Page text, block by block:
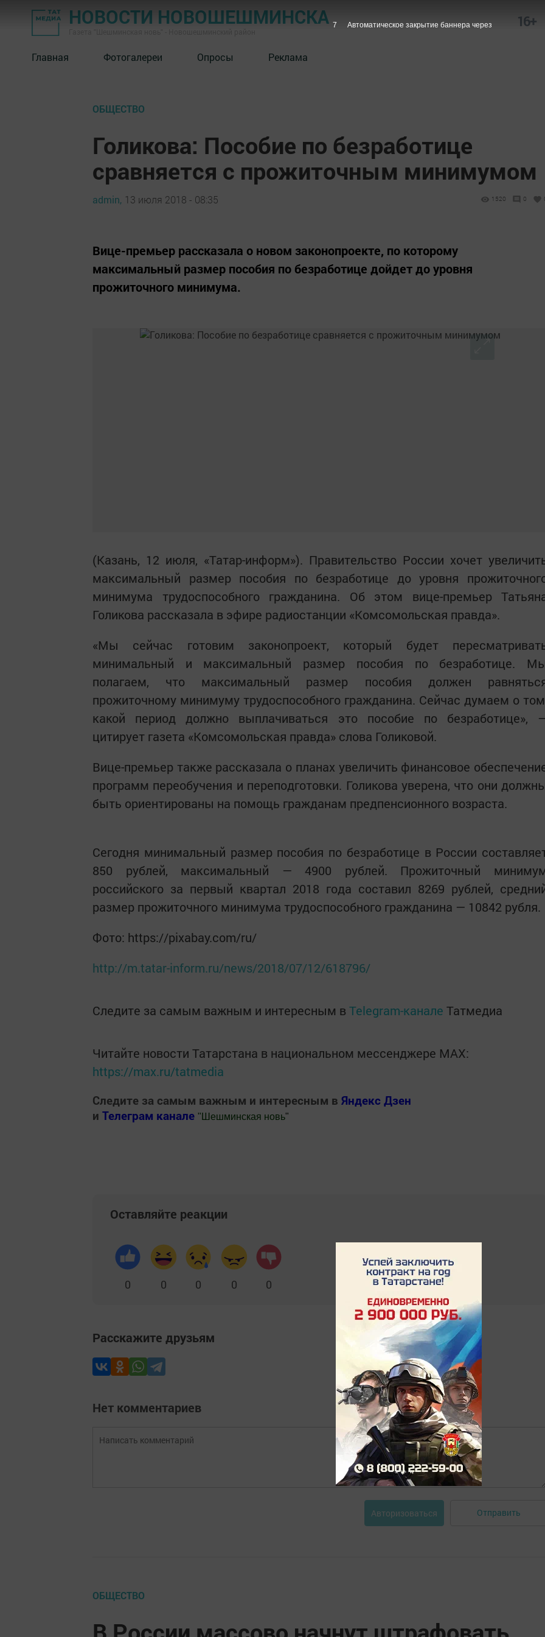
НОВОСТИ НОВОШЕШМИНСКА 16+
Главная Фотогалереи Опросы Реклама
ОБЩЕСТВО
Голикова: Пособие по безработице
сравняется с прожиточным минимумом
admin, 13 июля 2018 - 08:35 1520 0
Вице-премьер рассказала о новом законопроекте, по которому
максимальный размер пособия по безработице дойдет до уровня
прожиточного минимума.
(Казань, 12 июля, «Татар-информ»). Правительство России хочет
максимальный размер пособия по безработице до уровня
минимума трудоспособного гражданина. Об этом вице-премьер
Голикова рассказала в эфире радиостанции «Комсомольская правда».
«Мы сейчас готовим законопроект, который будет
минимальный и максимальный размер пособия по безработице.
полагаем, что максимальный размер пособия должен
прожиточному минимуму трудоспособного гражданина. Сейчас думаем о
какой период должно выплачиваться это пособие по безработице»,
цитирует газета «Комсомольская правда» слова Голиковой.
Вице-премьер также рассказала о планах увеличить финансовое
программ переобучения и переподготовки. Голикова уверена, что они
быть ориентированы на помощь гражданам предпенсионного возраста.
Сегодня минимальный размер пособия по безработице в России
850 рублей, максимальный — 4900 рублей. Прожиточный
российского за первый квартал 2018 года составил 8269 рублей,
размер прожиточного минимума трудоспособного гражданина — 10842 рубля.
Фото: https://pixabay.com/ru/
http://m.tatar-inform.ru/news/2018/07/12/618796/
Следите за самым важным и интересным в Telegram-канале Татмедиа
Читайте новости Татарстана в национальном мессенджере MАХ:
https://max.ru/tatmedia
Следите за самым важным и интересным в Яндекс Дзен
и Телеграм канале " Шешминская новь"
Оставляйте реакции
0 0 0 0 0
Расскажите друзьям
Нет комментариев
Авторизоваться Отправить
ОБЩЕСТВО
7 Автоматическое закрытие баннера через